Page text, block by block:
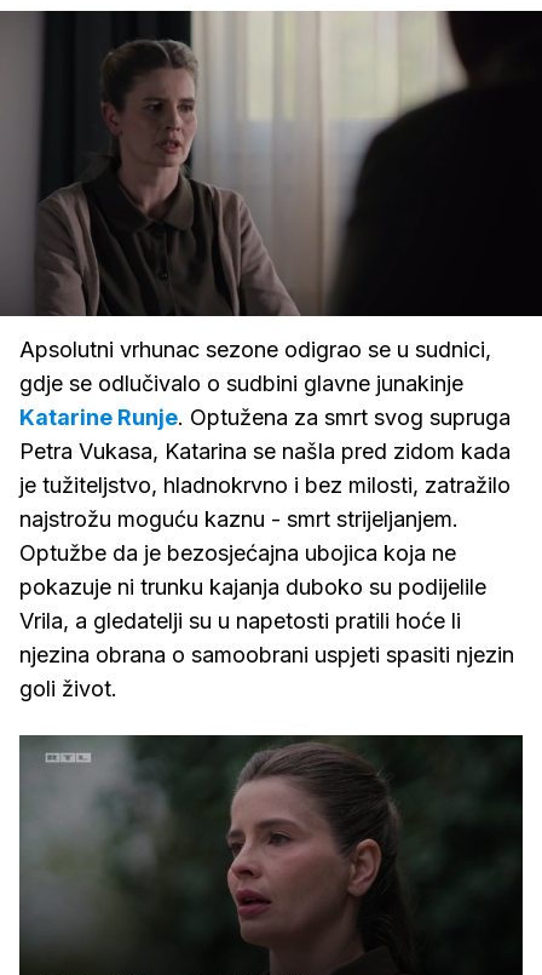
Upali
zvuk
Loaded :
78.35%
Apsolutni vrhunac sezone odigrao se u sudnici,
gdje se odlučivalo o sudbini glavne junakinje
Katarine Runje. Optužena za smrt svog supruga
Petra Vukasa, Katarina se našla pred zidom kada
je tužiteljstvo, hladnokrvno i bez milosti, zatražilo
najstrožu moguću kaznu - smrt strijeljanjem.
Optužbe da je bezosjećajna ubojica koja ne
pokazuje ni trunku kajanja duboko su podijelile
Vrila, a gledatelji su u napetosti pratili hoće li
njezina obrana o samoobrani uspjeti spasiti njezin
goli život.